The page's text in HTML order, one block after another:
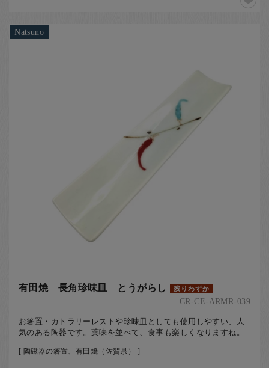
Natsuno
有田焼 長角珍味皿 とうがらし 残りわずか
CR-CE-ARMR-039
お箸置・カトラリーレストや珍味皿としても使用しやすい、人
気のある陶器です。薬味を並べて、食事も楽しくなりますね。
[ 陶磁器の箸置、有田焼（佐賀県） ]